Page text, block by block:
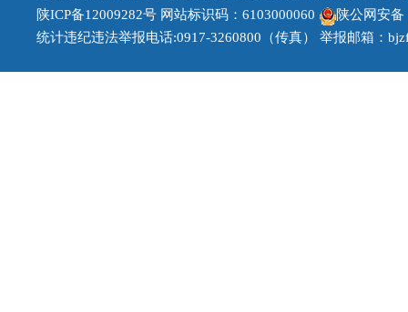
陕ICP备12009282号 网站标识码：6103000060
陕公网安备
统计违纪违法举报电话:0917-3260800（传真） 举报邮箱：